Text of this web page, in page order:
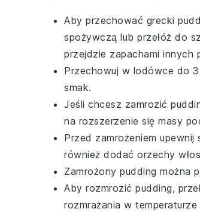
Aby przechować grecki
spożywczą lub przełóż do
przejdzie zapachami
Przechowuj w lodówce do
smak.
Jeśli chcesz zamrozić
na rozszerzenie się masy
Przed zamrożeniem upewnij
również dodać orzechy
Zamrożony pudding można
Aby rozmrozić pudding,
rozmrażania w